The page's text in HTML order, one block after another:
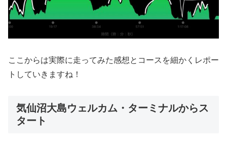
ここからは実際に走ってみた感想とコースを細かくレポー
トしていきますね！
気仙沼大島ウェルカム・ターミナルからス
タート